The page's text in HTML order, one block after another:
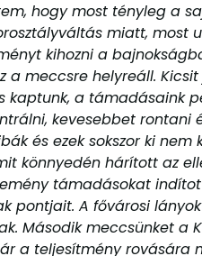
hogy most tényleg a
miatt, most
kihozni a
meccsre helyreáll.
kaptunk, a támadásaink
kevesebbet rontani
és ezek sokszor ki nem
könnyedén hárított az
támadásokat
pontjait. A fővárosi
Második meccsünket a
a teljesítmény rovására